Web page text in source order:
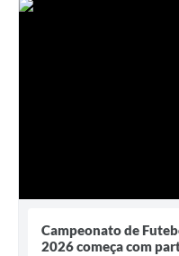
Campeonato de
2026 começa com